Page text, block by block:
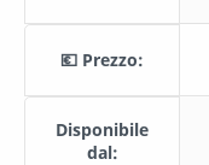
💶 Prezzo:
Disponibile
dal: